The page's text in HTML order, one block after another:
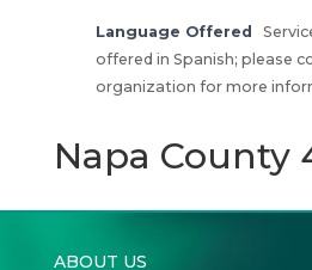
Language Offered
offered in Spanish; please
organization for more
Napa County
ABOUT US